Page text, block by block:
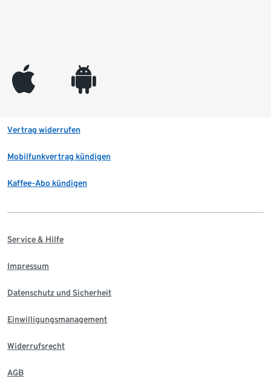
appleinc android
Vertrag widerrufen
Mobilfunkvertrag kündigen
Kaffee-Abo kündigen
Service & Hilfe
Impressum
Datenschutz und Sicherheit
Einwilligungsmanagement
Widerrufsrecht
AGB